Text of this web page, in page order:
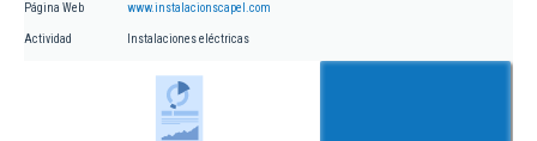
Página Web www.instalacionscapel.com
Actividad Instalaciones eléctricas